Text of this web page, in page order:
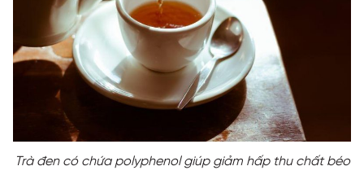
Trà đen có chứa polyphenol giúp giảm hấp thu chất béo